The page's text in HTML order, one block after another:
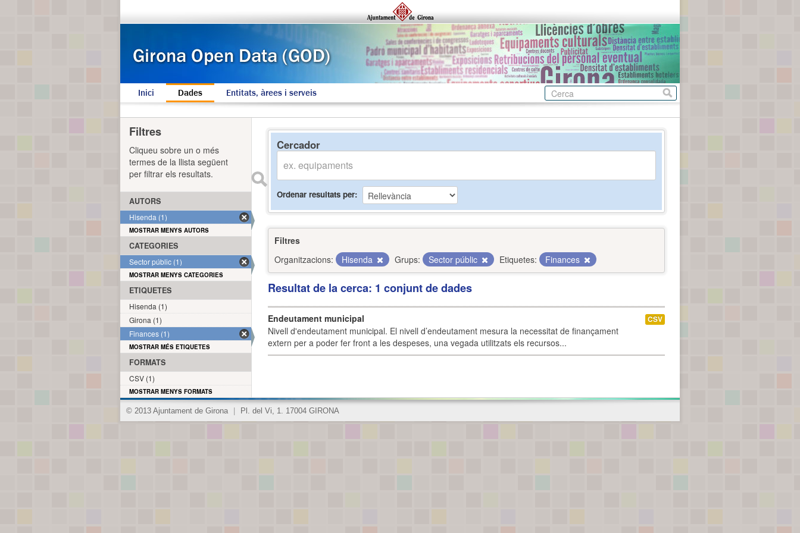
Inici Dades Entitats, àrees i serveis
Cercador
Ordenar resultats per
Filtres
Organitzacions:
Hisenda Grups: Sector públic Etiquetes: Finances
Resultat de la cerca: 1 conjunt de dades
Endeutament municipal
Nivell d'endeutament municipal. El nivell d’endeutament mesura la necessitat de finançament
extern per a poder fer front a les despeses, una vegada utilitzats els recursos...
CSV
Filtres
Cliqueu sobre un o més
termes de la llista següent
per filtrar els resultats.
AUTORS
Hisenda (1)
MOSTRAR MENYS AUTORS
CATEGORIES
Sector públic (1)
MOSTRAR MENYS CATEGORIES
ETIQUETES
Hisenda (1)
Girona (1)
Finances (1)
MOSTRAR MÉS ETIQUETES
FORMATS
CSV (1)
MOSTRAR MENYS FORMATS
© 2013 Ajuntament de Girona Pl. del Vi, 1. 17004 GIRONA